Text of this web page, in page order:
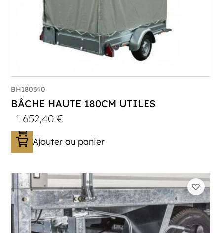
BH180340
BÂCHE HAUTE 180CM UTILES
1 652,40€
Ajouter au panier